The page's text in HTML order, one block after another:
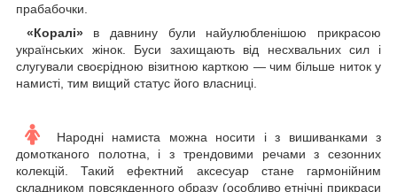
прабабочки.
«Коралі»в давнину були найулюбленішою прикрасою
українських жінок. Буси захищають від несхвальних сил і
слугували своєрідною візитною карткою — чим більше ниток у
намисті, тим вищий статус його власниці.
Народні намиста можна носити і з вишиванками з
домотканого полотна, і з трендовими речами з сезонних
колекцій. Такий ефектний аксесуар стане гармонійним
складником повсякденного образу (особливо етнічні прикраси